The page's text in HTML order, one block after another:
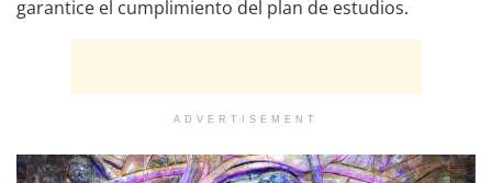
garantice el cumplimiento del plan de estudios.
ADVERTISEMENT